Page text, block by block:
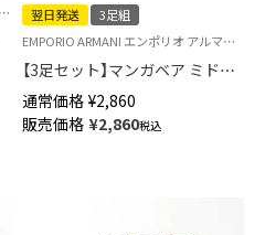
HOLIDAY ホリデー ポロ ラルフ ローレン 紳士 靴下 25FW 翌日発送
3足組
EMPORIO ARMANI エンポリオ アルマーニ EA 靴下 男性 ギフト プレゼント
【3足セット】マンガベア ミドル
丈カジュアルソックス 足底パイ
ル メンズ 【365日最短翌日発送】
92342721
通常価格 ¥2,860
販売価格 ¥2,860税込